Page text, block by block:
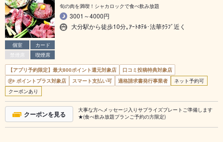
個室
カード
禁煙席
喫煙席
旬の肉を満喫！シャカロックで食べ飲み放題
3001～4000円
大分駅から徒歩10分｡ｱｰﾄﾎﾃﾙ･法華ｸﾗﾌﾞ近く
【アプリ予約限定】最大800ポイント還元対象店
口コミ投稿特典対象店
ポイントプラス対象店
スマート支払い可 適格請求書発行事業者
ネット予約可
クーポンあり
クーポンを見る
大事な方へメッセージ入りサプライズプレートご準備します
★(食べ飲み放題プランご予約の方限定)